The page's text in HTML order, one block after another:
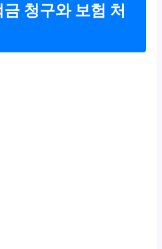
청구와 보험 처